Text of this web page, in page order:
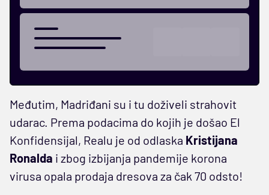
Međutim, Madriđani su i tu doživeli strahovit
udarac. Prema podacima do kojih je došao El
Konfidensijal, Realu je od odlaska Kristijana
Ronalda i zbog izbijanja pandemije korona
virusa opala prodaja dresova za čak 70 odsto!